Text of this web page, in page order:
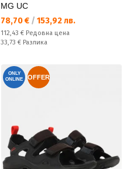
MG UC
Текуща цена:
78,70 € / 153,92 лв.
Редовна цена:
112,43 € Редовна цена
Спестявате:
33,73 € Разлика
ONLY
ONLINE
OFFER